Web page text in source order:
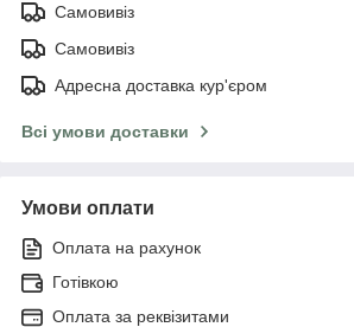
Самовивіз
Самовивіз
Адресна доставка кур'єром
Всі умови доставки
Умови оплати
Оплата на рахунок
Готівкою
Оплата за реквізитами